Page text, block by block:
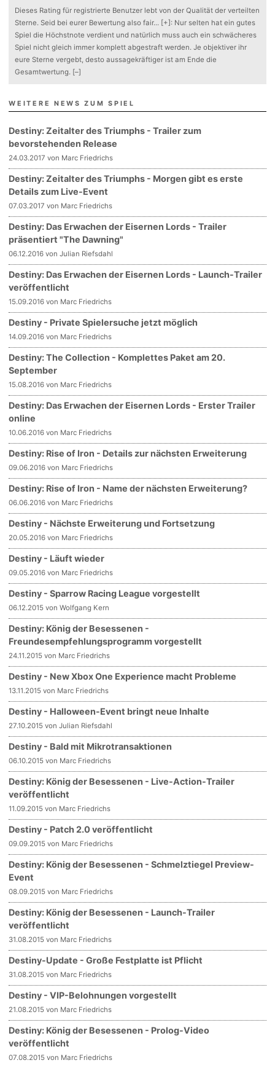
Dieses Rating für registrierte Benutzer lebt von der Qualität der verteilten
Sterne. Seid bei eurer Bewertung also fair... [+] : Nur selten hat ein gutes
Spiel die Höchstnote verdient und natürlich muss auch ein schwächeres
Spiel nicht gleich immer komplett abgestraft werden. Je objektiver ihr
eure Sterne vergebt, desto aussagekräftiger ist am Ende die
Gesamtwertung. [–]
WEITERE NEWS ZUM SPIEL
Destiny: Zeitalter des Triumphs - Trailer zum
bevorstehenden Release
24.03.2017 von Marc Friedrichs
Destiny: Zeitalter des Triumphs - Morgen gibt es erste
Details zum Live-Event
07.03.2017 von Marc Friedrichs
Destiny: Das Erwachen der Eisernen Lords - Trailer
präsentiert "The Dawning"
06.12.2016 von Julian Riefsdahl
Destiny: Das Erwachen der Eisernen Lords - Launch-Trailer
veröffentlicht
15.09.2016 von Marc Friedrichs
Destiny - Private Spielersuche jetzt möglich
14.09.2016 von Marc Friedrichs
Destiny: The Collection - Komplettes Paket am 20.
September
15.08.2016 von Marc Friedrichs
Destiny: Das Erwachen der Eisernen Lords - Erster Trailer
online
10.06.2016 von Marc Friedrichs
Destiny: Rise of Iron - Details zur nächsten Erweiterung
09.06.2016 von Marc Friedrichs
Destiny: Rise of Iron - Name der nächsten Erweiterung?
06.06.2016 von Marc Friedrichs
Destiny - Nächste Erweiterung und Fortsetzung
20.05.2016 von Marc Friedrichs
Destiny - Läuft wieder
09.05.2016 von Marc Friedrichs
Destiny - Sparrow Racing League vorgestellt
06.12.2015 von Wolfgang Kern
Destiny: König der Besessenen -
Freundesempfehlungsprogramm vorgestellt
24.11.2015 von Marc Friedrichs
Destiny - New Xbox One Experience macht Probleme
13.11.2015 von Marc Friedrichs
Destiny - Halloween-Event bringt neue Inhalte
27.10.2015 von Julian Riefsdahl
Destiny - Bald mit Mikrotransaktionen
06.10.2015 von Marc Friedrichs
Destiny: König der Besessenen - Live-Action-Trailer
veröffentlicht
11.09.2015 von Marc Friedrichs
Destiny - Patch 2.0 veröffentlicht
09.09.2015 von Marc Friedrichs
Destiny: König der Besessenen - Schmelztiegel Preview-
Event
08.09.2015 von Marc Friedrichs
Destiny: König der Besessenen - Launch-Trailer
veröffentlicht
31.08.2015 von Marc Friedrichs
Destiny-Update - Große Festplatte ist Pflicht
31.08.2015 von Marc Friedrichs
Destiny - VIP-Belohnungen vorgestellt
21.08.2015 von Marc Friedrichs
Destiny: König der Besessenen - Prolog-Video
veröffentlicht
07.08.2015 von Marc Friedrichs